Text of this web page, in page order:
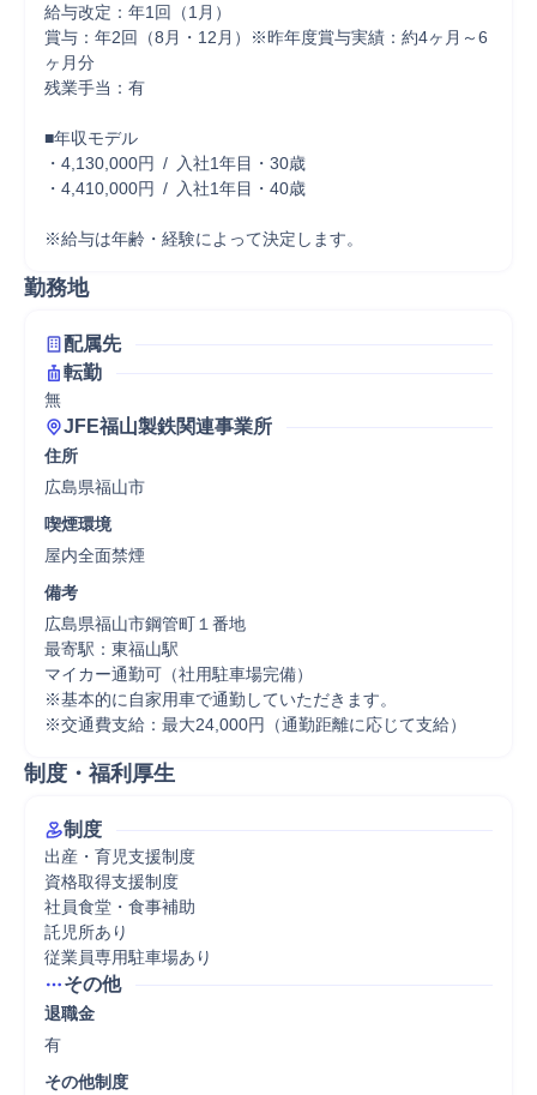
給与改定：年1回（1月）
賞与：年2回（8月・12月）※昨年度賞与実績：約4ヶ月～6
ヶ月分
残業手当：有
■年収モデル
・4,130,000円 / 入社1年目・30歳
・4,410,000円 / 入社1年目・40歳
※給与は年齢・経験によって決定します。
勤務地
配属先
転勤
無
JFE福山製鉄関連事業所
住所
広島県福山市
喫煙環境
屋内全面禁煙
備考
広島県福山市鋼管町１番地
最寄駅：東福山駅
マイカー通勤可（社用駐車場完備）
※基本的に自家用車で通勤していただきます。
※交通費支給：最大24,000円（通勤距離に応じて支給）
制度・福利厚生
制度
出産・育児支援制度
資格取得支援制度
社員食堂・食事補助
託児所あり
従業員専用駐車場あり
その他
退職金
有
その他制度